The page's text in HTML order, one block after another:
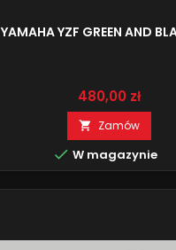
YAMAHA YZF GREEN AND
Cena
480,00 zł
 Zamów
 W magazynie